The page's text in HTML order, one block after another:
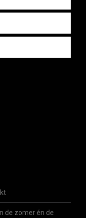
de zomer én de